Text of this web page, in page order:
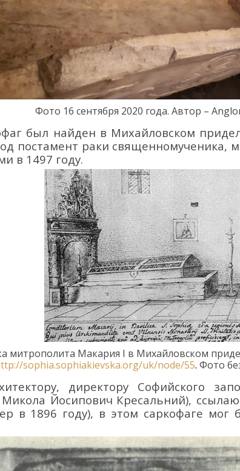
Фото 16 сентября 2020 года. Автор –
был найден в Михайловском
постамент раки священномученика,
в 1497 году.
митрополита Макария I в Михайловском
sophia.sophiakievska.org/uk/node/55. Фото
директору Софийского
Микола Йосипович Кресальний),
в 1896 году), в этом саркофаге мог